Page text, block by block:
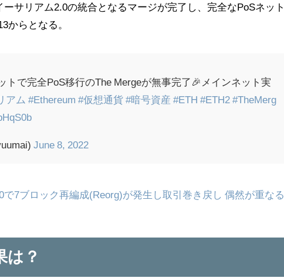
サリアム2.0の統合となるマージが完了し、完全なPoSネッ
からとなる。
トで完全PoS移行のThe Mergeが無事完了🎉メインネット実
アム #Ethereum #仮想通貨 #暗号資産 #ETH #ETH2 #TheMerg
June 8, 2022
で7ブロック再編成(Reorg)が発生し取引巻き戻し 偶然が重な
は？